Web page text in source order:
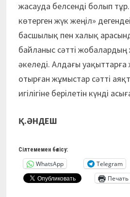
жасауда белсенді болып
көтерген жүк жеңіл»
басшылық пен халық
байланыс сәтті
әкеледі. Алдағы
отырған жұмыстар сәтті
игілігіне берілетін күнді
Қ.ӘНДЕШ
Сілтемемен бөлісу:
WhatsApp
Telegram
Печать